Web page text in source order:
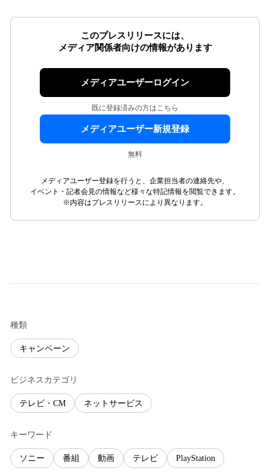
このプレスリリースには、
メディア関係者向けの情報があります
メディアユーザーログイン
既に登録済みの方はこちら
メディアユーザー新規登録
無料
メディアユーザー登録を行うと、企業担当者の連絡先や、
イベント・記者会見の情報など様々な特記情報を閲覧できます。
※内容はプレスリリースにより異なります。
種類
キャンペーン
ビジネスカテゴリ
テレビ・CM ネットサービス
キーワード
ソニー 番組 動画 テレビ PlayStation